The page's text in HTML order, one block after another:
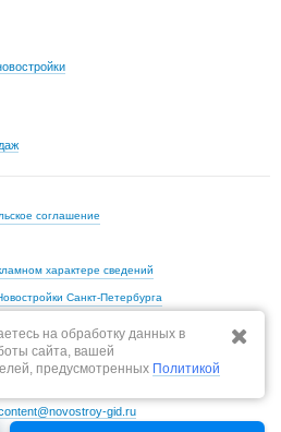
соглашение
характере сведений
Санкт-Петербурга
gid.ru
на обработку данных в
сайта, вашей
предусмотренных Политикой